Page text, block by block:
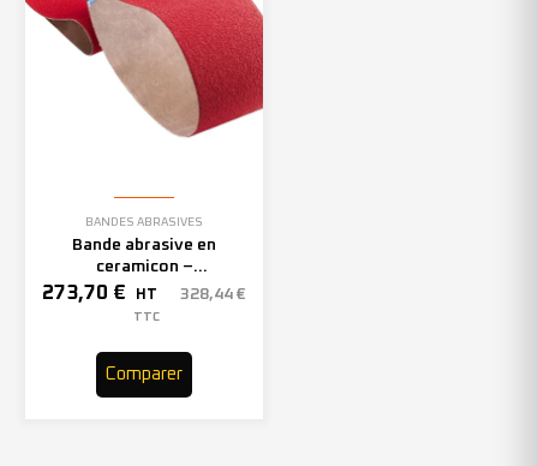
BANDES ABRASIVES
Bande abrasive en
ceramicon –
150mmx2000mm – Grain 40
– 305969 (x10)
273,70 € HT 328,44 €
TTC
Comparer